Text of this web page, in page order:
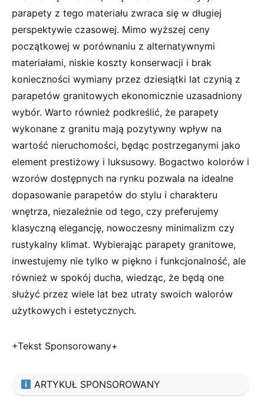
parapety z tego materiału zwraca się w długiej
perspektywie czasowej. Mimo wyższej ceny
początkowej w porównaniu z alternatywnymi
materiałami, niskie koszty konserwacji i brak
konieczności wymiany przez dziesiątki lat czynią z
parapetów granitowych ekonomicznie uzasadniony
wybór. Warto również podkreślić, że parapety
wykonane z granitu mają pozytywny wpływ na
wartość nieruchomości, będąc postrzeganymi jako
element prestiżowy i luksusowy. Bogactwo kolorów i
wzorów dostępnych na rynku pozwala na idealne
dopasowanie parapetów do stylu i charakteru
wnętrza, niezależnie od tego, czy preferujemy
klasyczną elegancję, nowoczesny minimalizm czy
rustykalny klimat. Wybierając parapety granitowe,
inwestujemy nie tylko w piękno i funkcjonalność, ale
również w spokój ducha, wiedząc, że będą one
służyć przez wiele lat bez utraty swoich walorów
użytkowych i estetycznych.
+Tekst Sponsorowany+
ARTYKUŁ SPONSOROWANY